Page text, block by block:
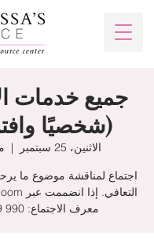
جميع خدمات
(شخصيًا
الاثنين، 25 سبتمبر
  |
اجتماع لمناقشة موضوع ما
معرف الاجتماع: 990 029 453.